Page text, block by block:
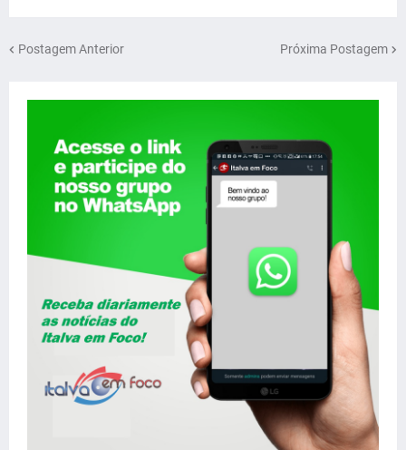
Postagem Anterior Próxima Postagem